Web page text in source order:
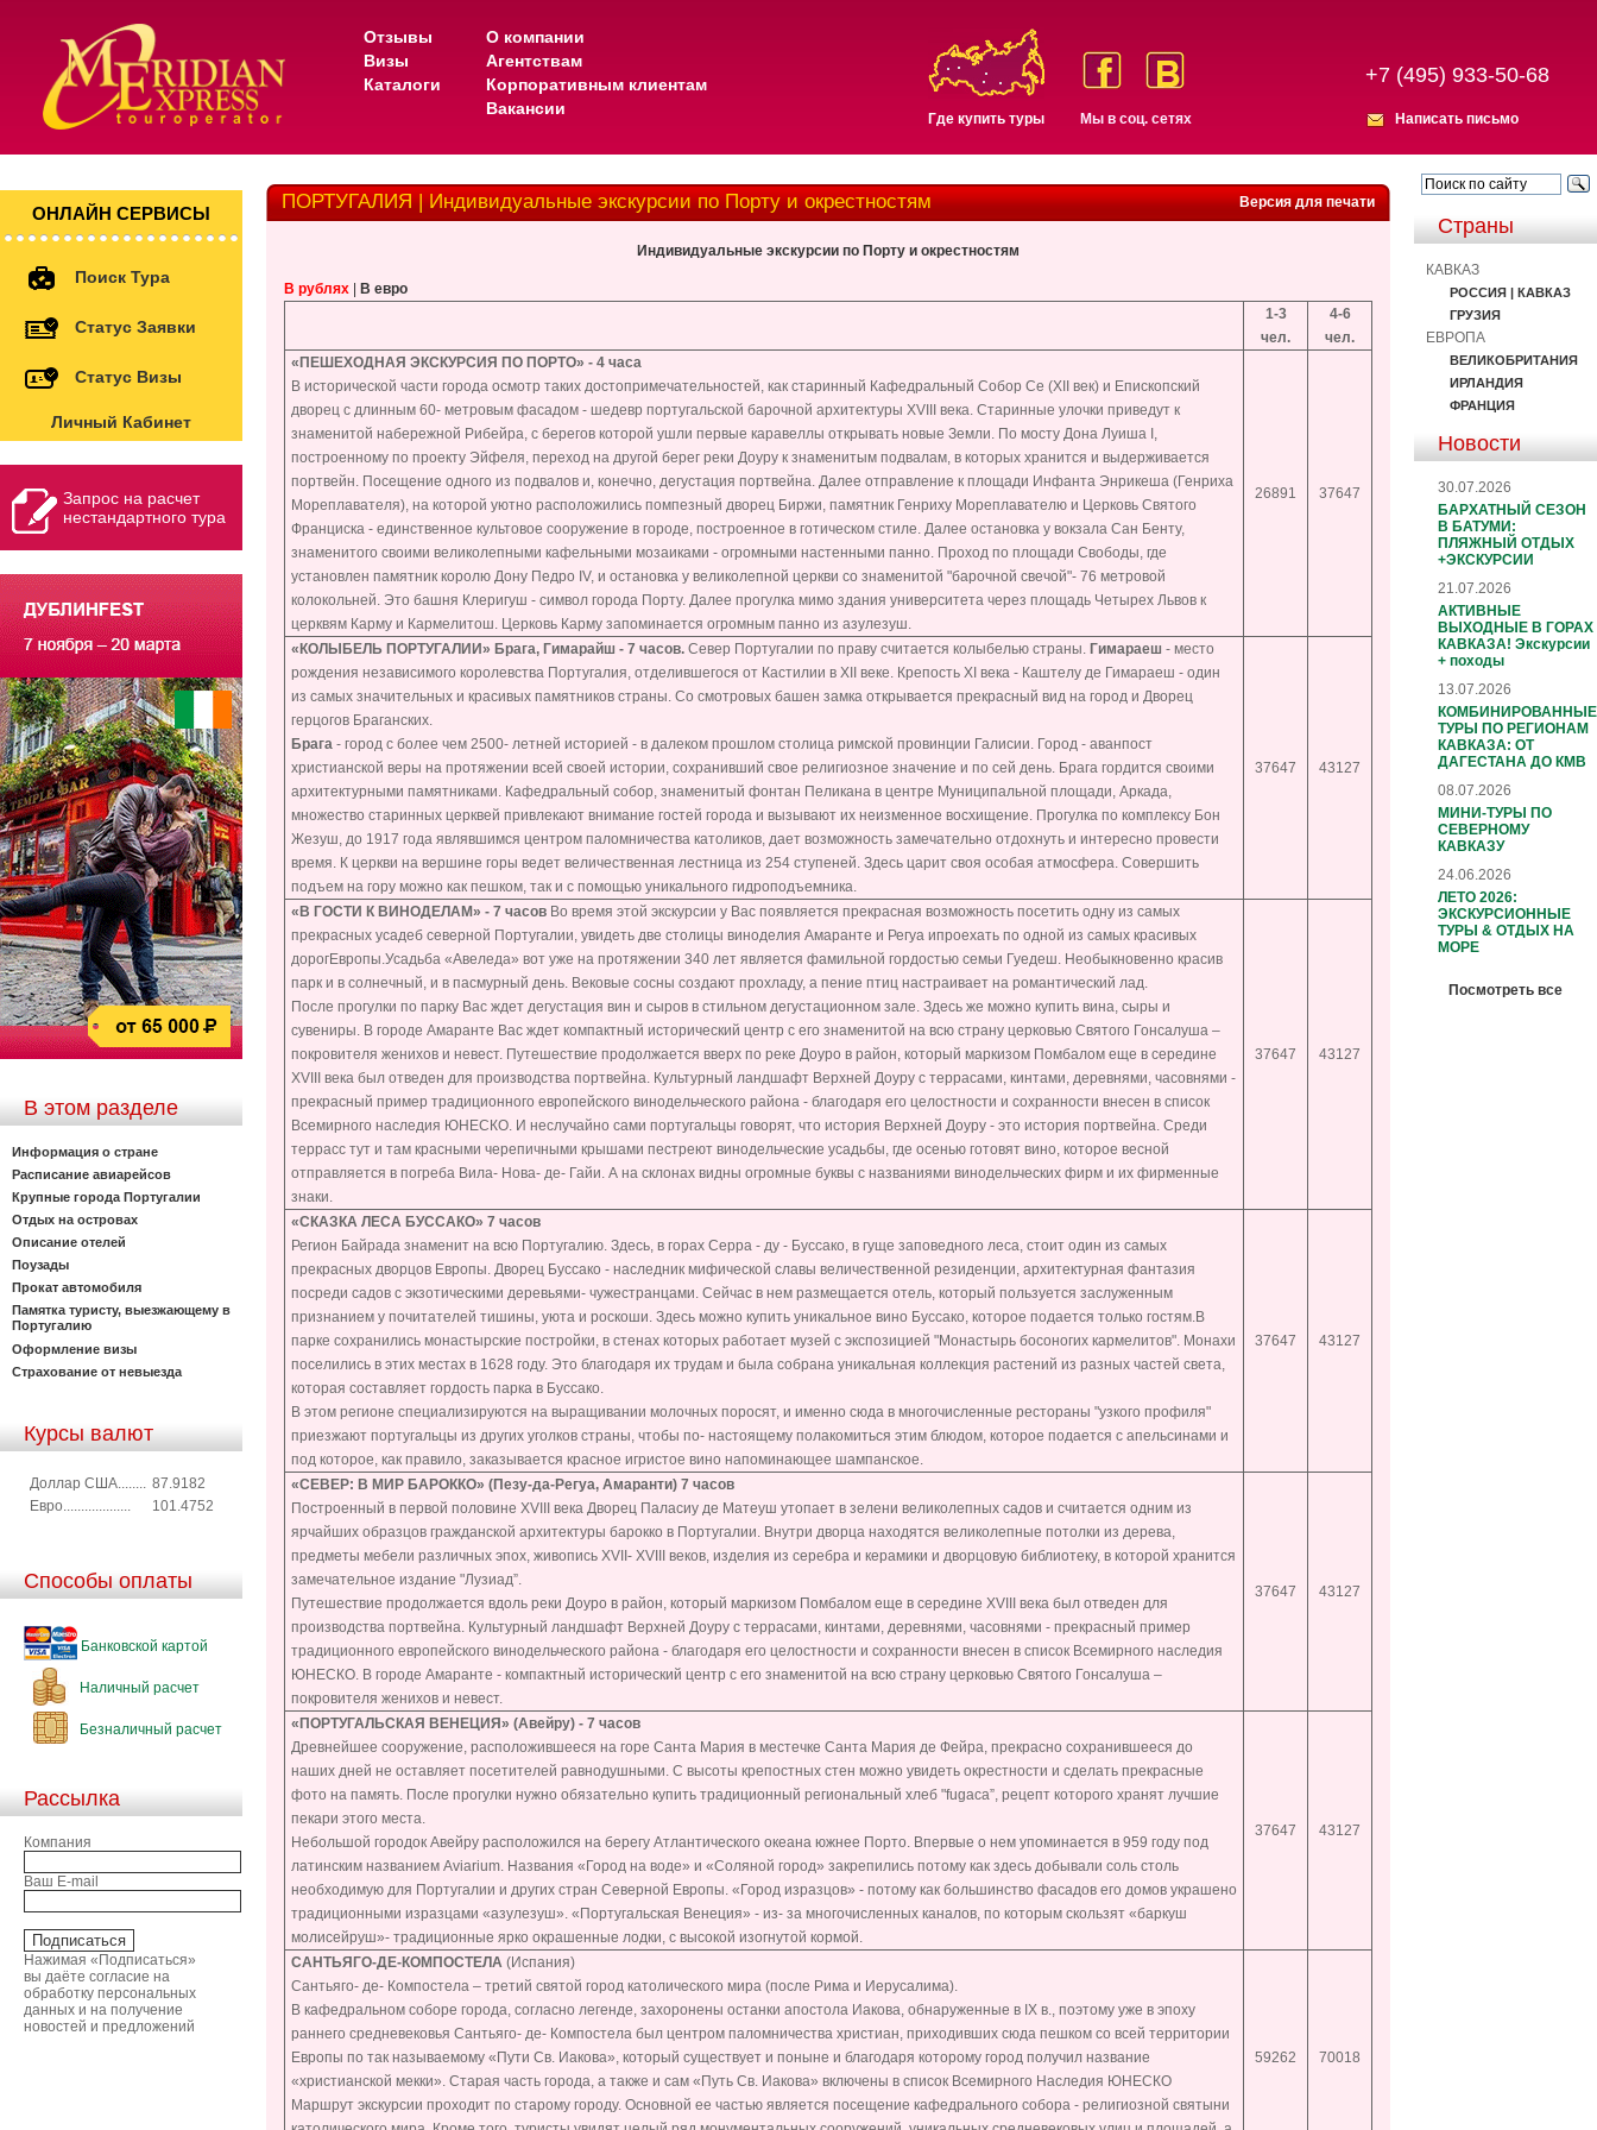
Отзывы
Визы
Каталоги
О компании
Агентствам
Корпоративным клиентам
Вакансии
Где купить туры Мы в соц. сетях
+7 (495) 933-50-68
Написать письмо
ОНЛАЙН СЕРВИСЫ
Поиск Тура
Статус Заявки
Статус Визы
Личный Кабинет
Запрос на расчет
нестандартного тура
В этом разделе
Информация о стране
Расписание авиарейсов
Крупные города Португалии
Отдых на островах
Описание отелей
Поузады
Прокат автомобиля
Памятка туристу, выезжающему в
Португалию
Оформление визы
Страхование от невыезда
Курсы валют
Доллар США........ 87.9182
Евро...................
101.4752
Способы оплаты
Банковской картой
Наличный расчет
Безналичный расчет
Рассылка
Компания
Ваш E-mail
Нажимая «Подписаться»
вы даёте согласие на
обработку персональных
данных и на получение
новостей и предложений
Версия для печати
ПОРТУГАЛИЯ | Индивидуальные экскурсии по Порту и окрестностям
Индивидуальные экскурсии по Порту и окрестностям
В рублях
В евро
1-3
чел.
4-6
чел.
« ПЕШЕХОДНАЯ ЭКСКУРСИЯ ПО ПОРТО» - 4 часа
В исторической части города осмотр таких достопримечательностей, как старинный Кафедральный Собор Се (XII век) и Епископский
дворец с длинным 60- метровым фасадом - шедевр португальской барочной архитектуры XVIII века. Старинные улочки приведут к
знаменитой набережной Рибейра, с берегов которой ушли первые каравеллы открывать новые Земли. По мосту Дона Луиша I,
построенному по проекту Эйфеля, переход на другой берег реки Доуру к знаменитым подвалам, в которых хранится и выдерживается
портвейн. Посещение одного из подвалов и, конечно, дегустация портвейна. Далее отправление к площади Инфанта Энрикеша (Генриха
Мореплавателя), на которой уютно расположились помпезный дворец Биржи, памятник Генриху Мореплавателю и Церковь Святого
Франциска - единственное культовое сооружение в городе, построенное в готическом стиле. Далее остановка у вокзала Сан Бенту,
знаменитого своими великолепными кафельными мозаиками - огромными настенными панно. Проход по площади Свободы, где
установлен памятник королю Дону Педро IV, и остановка у великолепной церкви со знаменитой "барочной свечой"- 76 метровой
колокольней. Это башня Клеригуш - символ города Порту. Далее прогулка мимо здания университета через площадь Четырех Львов к
церквям Карму и Кармелитош. Церковь Карму запоминается огромным панно из азулезуш.
26891 37647
«КОЛЫБЕЛЬ ПОРТУГАЛИИ» Брага, Гимарайш - 7 часов. Север Португалии по праву считается колыбелью страны. Гимараеш - место
рождения независимого королевства Португалия, отделившегося от Кастилии в XII веке. Крепость XI века - Каштелу де Гимараеш - один
из самых значительных и красивых памятников страны. Со смотровых башен замка открывается прекрасный вид на город и Дворец
герцогов Браганских.
Брага - город с более чем 2500- летней историей - в далеком прошлом столица римской провинции Галисии. Город - аванпост
христианской веры на протяжении всей своей истории, сохранивший свое религиозное значение и по сей день. Брага гордится своими
архитектурными памятниками. Кафедральный собор, знаменитый фонтан Пеликана в центре Муниципальной площади, Аркада,
множество старинных церквей привлекают внимание гостей города и вызывают их неизменное восхищение. Прогулка по комплексу Бон
Жезуш, до 1917 года являвшимся центром паломничества католиков, дает возможность замечательно отдохнуть и интересно провести
время. К церкви на вершине горы ведет величественная лестница из 254 ступеней. Здесь царит своя особая атмосфера. Совершить
подъем на гору можно как пешком, так и с помощью уникального гидроподъемника.
37647 43127
«В ГОСТИ К ВИНОДЕЛАМ» - 7 часов Во время этой экскурсии у Вас появляется прекрасная возможность посетить одну из самых
прекрасных усадеб северной Португалии, увидеть две столицы виноделия Амаранте и Регуа ипроехать по одной из самых красивых
дорогЕвропы.Усадьба «Авеледа» вот уже на протяжении 340 лет является фамильной гордостью семьи Гуедеш. Необыкновенно красив
парк и в солнечный, и в пасмурный день. Вековые сосны создают прохладу, а пение птиц настраивает на романтический лад.
После прогулки по парку Вас ждет дегустация вин и сыров в стильном дегустационном зале. Здесь же можно купить вина, сыры и
сувениры. В городе Амаранте Вас ждет компактный исторический центр с его знаменитой на всю страну церковью Святого Гонсалуша –
покровителя женихов и невест. Путешествие продолжается вверх по реке Доуро в район, который маркизом Помбалом еще в середине
XVIII века был отведен для производства портвейна. Культурный ландшафт Верхней Доуру с террасами, кинтами, деревнями, часовнями -
прекрасный пример традиционного европейского винодельческого района - благодаря его целостности и сохранности внесен в список
Всемирного наследия ЮНЕСКО. И неслучайно сами португальцы говорят, что история Верхней Доуру - это история портвейна. Среди
террасс тут и там красными черепичными крышами пестреют винодельческие усадьбы, где осенью готовят вино, которое весной
отправляется в погреба Вила- Нова- де- Гайи. А на склонах видны огромные буквы с названиями винодельческих фирм и их фирменные
знаки.
37647 43127
«СКАЗКА ЛЕСА БУССАКО» 7 часов
Регион Байрада знаменит на всю Португалию. Здесь, в горах Серра - ду - Буссако, в гуще заповедного леса, стоит один из самых
прекрасных дворцов Европы. Дворец Буссако - наследник мифической славы величественной резиденции, архитектурная фантазия
посреди садов с экзотическими деревьями- чужестранцами. Сейчас в нем размещается отель, который пользуется заслуженным
признанием у почитателей тишины, уюта и роскоши. Здесь можно купить уникальное вино Буссако, которое подается только гостям.В
парке сохранились монастырские постройки, в стенах которых работает музей с экспозицией "Монастырь босоногих кармелитов". Монахи
поселились в этих местах в 1628 году. Это благодаря их трудам и была собрана уникальная коллекция растений из разных частей света,
которая составляет гордость парка в Буссако.
В этом регионе специализируются на выращивании молочных поросят, и именно сюда в многочисленные рестораны "узкого профиля"
приезжают португальцы из других уголков страны, чтобы по- настоящему полакомиться этим блюдом, которое подается с апельсинами и
под которое, как правило, заказывается красное игристое вино напоминающее шампанское.
37647 43127
«СЕВЕР: В МИР БАРОККО» (Пезу-да-Регуа, Амаранти) 7 часов
Построенный в первой половине XVIII века Дворец Паласиу де Матеуш утопает в зелени великолепных садов и считается одним из
ярчайших образцов гражданской архитектуры барокко в Португалии. Внутри дворца находятся великолепные потолки из дерева,
предметы мебели различных эпох, живопись XVII- XVIII веков, изделия из серебра и керамики и дворцовую библиотеку, в которой хранится
замечательное издание "Лузиад”.
Путешествие продолжается вдоль реки Доуро в район, который маркизом Помбалом еще в середине XVIII века был отведен для
производства портвейна. Культурный ландшафт Верхней Доуру с террасами, кинтами, деревнями, часовнями - прекрасный пример
традиционного европейского винодельческого района - благодаря его целостности и сохранности внесен в список Всемирного наследия
ЮНЕСКО. В городе Амаранте - компактный исторический центр с его знаменитой на всю страну церковью Святого Гонсалуша –
покровителя женихов и невест.
37647 43127
«ПОРТУГАЛЬСКАЯ ВЕНЕЦИЯ» (Авейру) - 7 часов
Древнейшее сооружение, расположившееся на горе Санта Мария в местечке Санта Мария де Фейра, прекрасно сохранившееся до
наших дней не оставляет посетителей равнодушными. С высоты крепостных стен можно увидеть окрестности и сделать прекрасные
фото на память. После прогулки нужно обязательно купить традиционный региональный хлеб "fugaca”, рецепт которого хранят лучшие
пекари этого места.
Небольшой городок Авейру расположился на берегу Атлантического океана южнее Порто. Впервые о нем упоминается в 959 году под
латинским названием Aviarium. Названия «Город на воде» и «Соляной город» закрепились потому как здесь добывали соль столь
необходимую для Португалии и других стран Северной Европы. «Город изразцов» - потому как большинство фасадов его домов украшено
традиционными изразцами «азулезуш». «Португальская Венеция» - из- за многочисленных каналов, по которым скользят «баркуш
молисейруш»- традиционные ярко окрашенные лодки, с высокой изогнутой кормой.
37647 43127
САНТЬЯГО-ДЕ-КОМПОСТЕЛА (Испания)
Сантьяго- де- Компостела – третий святой город католического мира (после Рима и Иерусалима).
В кафедральном соборе города, согласно легенде, захоронены останки апостола Иакова, обнаруженные в IX в., поэтому уже в эпоху
раннего средневековья Сантьяго- де- Компостела был центром паломничества христиан, приходивших сюда пешком со всей территории
Европы по так называемому «Пути Св. Иакова», который существует и поныне и благодаря которому город получил название
«христианской мекки». Старая часть города, а также и сам «Путь Св. Иакова» включены в список Всемирного Наследия ЮНЕСКО
Маршрут экскурсии проходит по старому городу. Основной ее частью является посещение кафедрального собора - религиозной святыни
59262 70018
Страны
КАВКАЗ
РОССИЯ | КАВКАЗ
ГРУЗИЯ
ЕВРОПА
ВЕЛИКОБРИТАНИЯ
ИРЛАНДИЯ
ФРАНЦИЯ
Новости
30.07.2026
БАРХАТНЫЙ СЕЗОН
В БАТУМИ:
ПЛЯЖНЫЙ ОТДЫХ
+ЭКСКУРСИИ
21.07.2026
АКТИВНЫЕ
ВЫХОДНЫЕ В ГОРАХ
КАВКАЗА! Экскурсии
+ походы
13.07.2026
КОМБИНИРОВАННЫЕ
ТУРЫ ПО РЕГИОНАМ
КАВКАЗА: ОТ
ДАГЕСТАНА ДО КМВ
08.07.2026
МИНИ-ТУРЫ ПО
СЕВЕРНОМУ
КАВКАЗУ
24.06.2026
ЛЕТО 2026:
ЭКСКУРСИОННЫЕ
ТУРЫ & ОТДЫХ НА
МОРЕ
Посмотреть все